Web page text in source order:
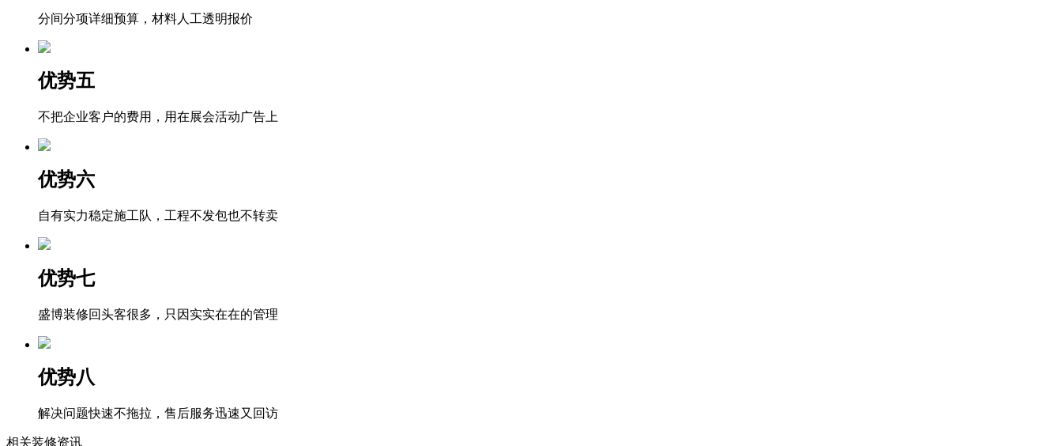
分间分项详细预算，材料人工透明报价
优势五
不把企业客户的费用，用在展会活动广告上
优势六
自有实力稳定施工队，工程不发包也不转卖
优势七
盛博装修回头客很多，只因实实在在的管理
优势八
解决问题快速不拖拉，售后服务迅速又回访
相关装修资讯